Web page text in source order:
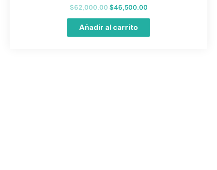
Valorado
0
de
5
$62,000.00
era:
$62,000.00.
$46,500.00
$46,500.00.
Añadir al carrito